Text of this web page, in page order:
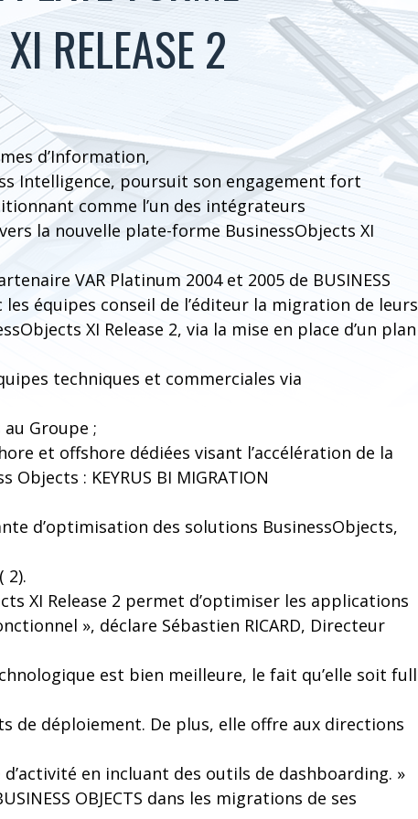
RELEASE 2
d’Information,
Intelligence, poursuit son engagement fort
comme l’un des intégrateurs
la nouvelle plate-forme BusinessObjects XI
VAR Platinum 2004 et 2005 de BUSINESS
les équipes conseil de l’éditeur la migration de leurs
XI Release 2, via la mise en place d’un plan
techniques et commerciales via
Groupe ;
et offshore dédiées visant l’accélération de la
: KEYRUS BI MIGRATION
d’optimisation des solutions BusinessObjects,
2).
XI Release 2 permet d’optimiser les applications
», déclare Sébastien RICARD, Directeur
est bien meilleure, le fait qu’elle soit full
de déploiement. De plus, elle offre aux directions
en incluant des outils de dashboarding. »
OBJECTS dans les migrations de ses